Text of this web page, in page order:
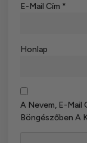
E-Mail Cím *
Honlap
A Nevem, E-Mail
Böngészőben A